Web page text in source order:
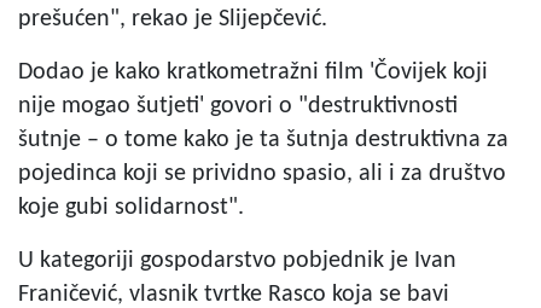
prešućen", rekao je Slijepčević.
Dodao je kako kratkometražni film 'Čovijek koji
nije mogao šutjeti' govori o "destruktivnosti
šutnje – o tome kako je ta šutnja destruktivna za
pojedinca koji se prividno spasio, ali i za društvo
koje gubi solidarnost".
U kategoriji gospodarstvo pobjednik je Ivan
Franičević, vlasnik tvrtke Rasco koja se bavi